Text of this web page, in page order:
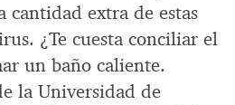
cantidad extra de estas
¿Te cuesta conciliar el
un baño caliente.
la Universidad de